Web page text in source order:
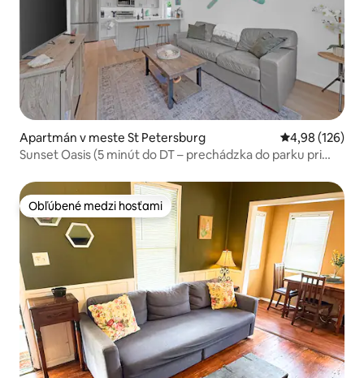
Apartmán v meste St Petersburg Priemerné
4,98 (126)
Sunset Oasis (5 minút do DT – prechádzka do parku pri
Obľúbené medzi hosťami
Obľúbené medzi hosťami